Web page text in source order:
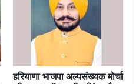
हरियाणा भाजपा अल्पसंख्यक मोर्चा